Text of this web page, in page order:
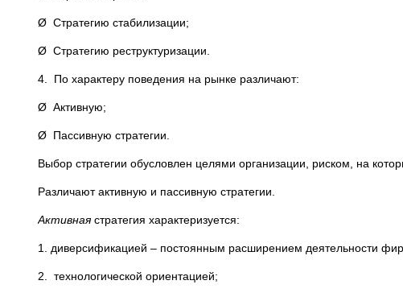
Ø Стратегию стабилизации;
Ø Стратегию реструктуризации.
4. По характеру поведения на рынке различают:
Ø Активную;
Ø Пассивную стратегии.
Выбор стратегии обусловлен целями организации, риском, на
Различают активную и пассивную стратегии.
Активнаястратегия характеризуется:
1. диверсификацией – постоянным расширением деятельности
2. технологической ориентацией;